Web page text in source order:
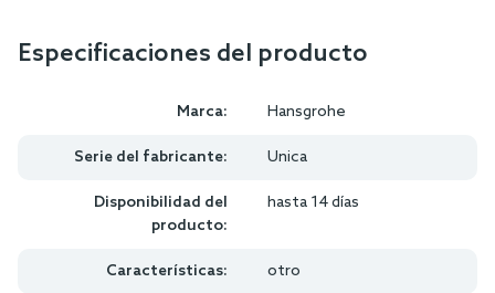
Especificaciones del producto
Marca: Hansgrohe
Serie del fabricante: Unica
Disponibilidad del
producto:
hasta 14 días
Características: otro